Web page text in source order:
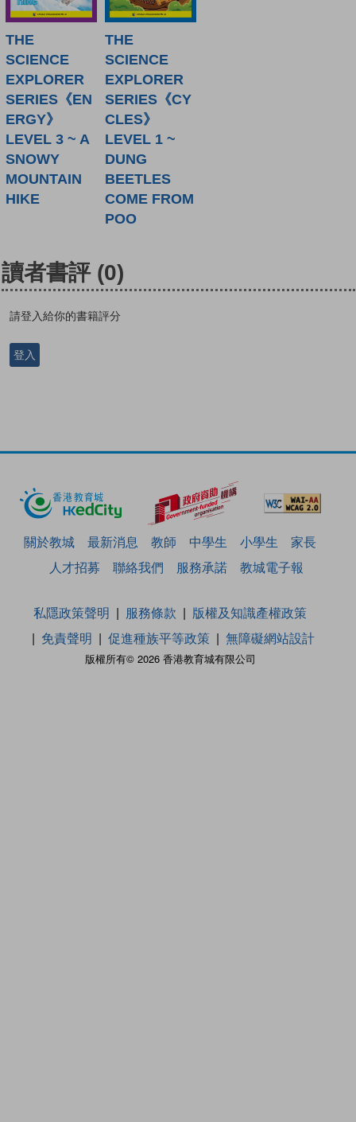
THE
SCIENCE
EXPLORER
SERIES《EN
ERGY》
LEVEL 3 ~ A
SNOWY
MOUNTAIN
HIKE
THE
SCIENCE
EXPLORER
SERIES《CY
CLES》
LEVEL 1 ~
DUNG
BEETLES
COME FROM
POO
讀者書評 (0)
請登入給你的書籍評分
登入
關於教城 最新消息 教師 中學生 小學生
家長
人才招募
聯絡我們 服務承諾 教城電子報
版權所有© 2026 香港教育城有限公司
私隱政策聲明 服務條款
版權及知識產權政策
免責聲明
促進種族平等政策 無障礙網站設計